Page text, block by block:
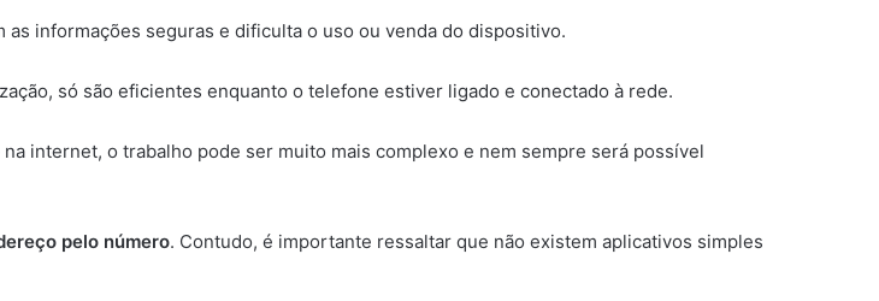
informações seguras e dificulta o uso ou venda do dispositivo.
só são eficientes enquanto o telefone estiver ligado e conectado à rede.
internet, o trabalho pode ser muito mais complexo e nem sempre será possível
pelo número. Contudo, é importante ressaltar que não existem aplicativos simples